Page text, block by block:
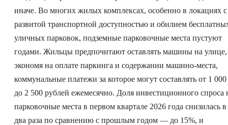
иначе. Во многих жилых комплексах, особенно в локациях с
развитой транспортной доступностью и обилием
уличных парковок, подземные парковочные места пустуют
годами. Жильцы предпочитают оставлять машины на улице,
экономя на оплате паркинга и содержании машино-места,
коммунальные платежи за которое могут составлять от 1 000
до 2 500 рублей ежемесячно. Доля инвестиционного спроса
парковочные места в первом квартале 2026 года снизилась в
два раза по сравнению с прошлым годом — до 15%, и